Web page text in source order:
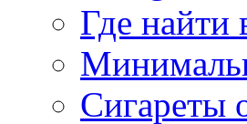
Где найти
Сигареты